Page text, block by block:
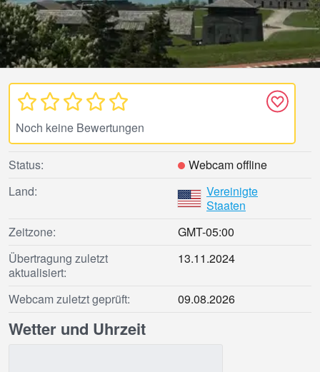
Noch keine Bewertungen
Status:
Webcam offline
Land:
Vereinigte
Staaten
Zeitzone:
GMT-05:00
Übertragung zuletzt
aktualisiert:
13.11.2024
Webcam zuletzt geprüft: 09.08.2026
Wetter und Uhrzeit